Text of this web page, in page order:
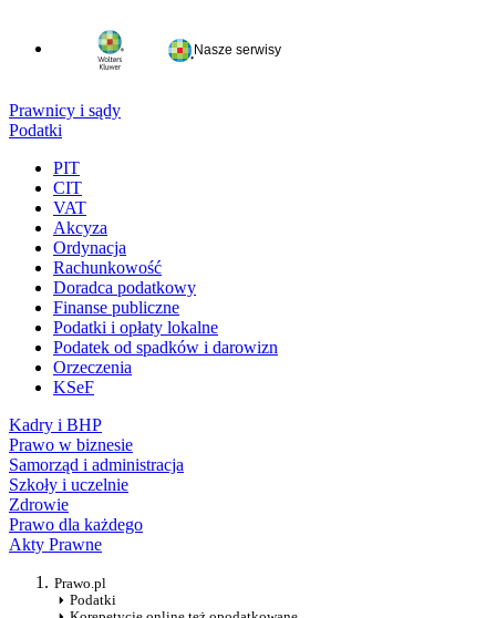
Nasze serwisy
Prawnicy i sądy
Podatki
PIT
CIT
VAT
Akcyza
Ordynacja
Rachunkowość
Doradca podatkowy
Finanse publiczne
Podatki i opłaty lokalne
Podatek od spadków i darowizn
Orzeczenia
KSeF
Kadry i BHP
Prawo w biznesie
Samorząd i administracja
Szkoły i uczelnie
Zdrowie
Prawo dla każdego
Akty Prawne
Prawo.pl
Podatki